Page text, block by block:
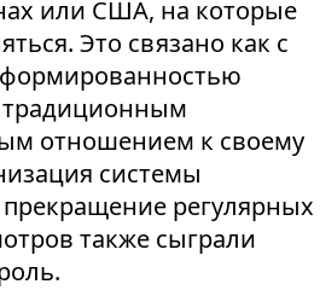
или США, на которые
Это связано как с
традиционным
отношением к своему
системы
регулярных
также сыграли